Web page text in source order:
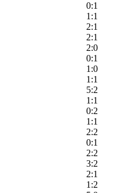
0:1
1:1
2:1
2:1
2:0
0:1
1:0
1:1
5:2
1:1
0:2
1:1
2:2
0:1
2:2
3:2
2:1
1:2